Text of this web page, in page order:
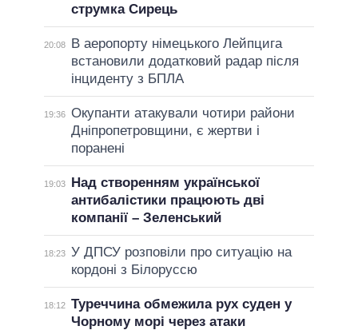
струмка Сирець
20:08
В аеропорту німецького Лейпцига
встановили додатковий радар після
інциденту з БПЛА
19:36 Окупанти атакували чотири райони
Дніпропетровщини, є жертви і
поранені
19:03
Над створенням української
антибалістики працюють дві
компанії – Зеленський
18:23 У ДПСУ розповіли про ситуацію на
кордоні з Білоруссю
18:12 Туреччина обмежила рух суден у
Чорному морі через атаки